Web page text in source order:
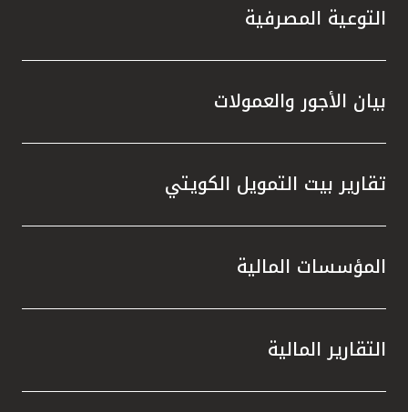
التوعية المصرفية
بيان الأجور والعمولات
تقارير بيت التمويل الكويتي
المؤسسات المالية
التقارير المالية